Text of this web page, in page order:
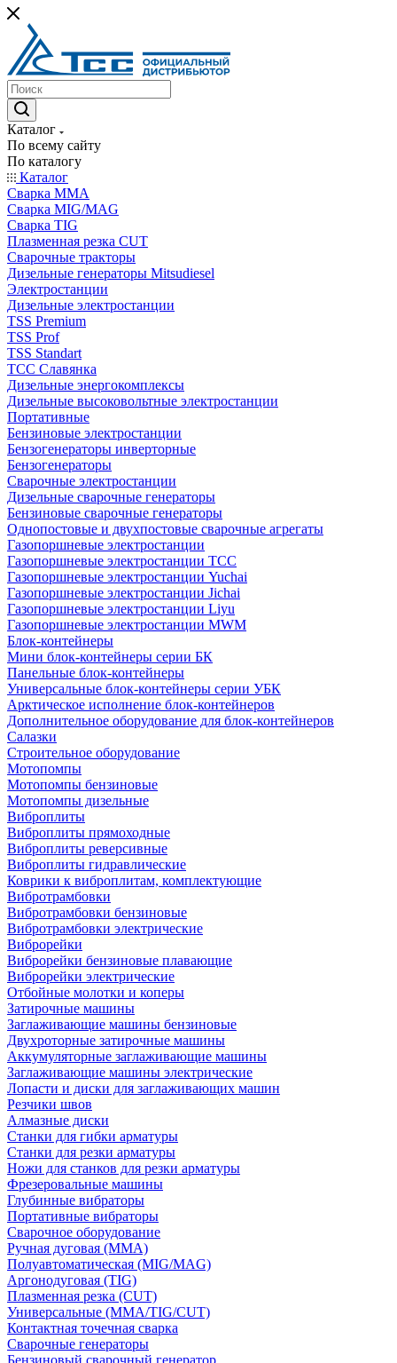
Каталог
По всему сайту
По каталогу
Каталог
Сварка MMA
Сварка MIG/MAG
Сварка TIG
Плазменная резка CUT
Сварочные тракторы
Дизельные генераторы Mitsudiesel
Электростанции
Дизельные электростанции
TSS Premium
TSS Prof
TSS Standart
ТСС Славянка
Дизельные энергокомплексы
Дизельные высоковольтные электростанции
Портативные
Бензиновые электростанции
Бензогенераторы инверторные
Бензогенераторы
Сварочные электростанции
Дизельные сварочные генераторы
Бензиновые сварочные генераторы
Однопостовые и двухпостовые сварочные агрегаты
Газопоршневые электростанции
Газопоршневые электростанции ТСС
Газопоршневые электростанции Yuchai
Газопоршневые электростанции Jichai
Газопоршневые электростанции Liyu
Газопоршневые электростанции MWM
Блок-контейнеры
Мини блок-контейнеры серии БК
Панельные блок-контейнеры
Универсальные блок-контейнеры серии УБК
Арктическое исполнение блок-контейнеров
Дополнительное оборудование для блок-контейнеров
Салазки
Строительное оборудование
Мотопомпы
Мотопомпы бензиновые
Мотопомпы дизельные
Виброплиты
Виброплиты прямоходные
Виброплиты реверсивные
Виброплиты гидравлические
Коврики к виброплитам, комплектующие
Вибротрамбовки
Вибротрамбовки бензиновые
Вибротрамбовки электрические
Виброрейки
Виброрейки бензиновые плавающие
Виброрейки электрические
Отбойные молотки и коперы
Затирочные машины
Заглаживающие машины бензиновые
Двухроторные затирочные машины
Аккумуляторные заглаживающие машины
Заглаживающие машины электрические
Лопасти и диски для заглаживающих машин
Резчики швов
Алмазные диски
Станки для гибки арматуры
Станки для резки арматуры
Ножи для станков для резки арматуры
Фрезеровальные машины
Глубинные вибраторы
Портативные вибраторы
Сварочное оборудование
Ручная дуговая (MMA)
Полуавтоматическая (MIG/MAG)
Аргонодуговая (TIG)
Плазменная резка (CUT)
Универсальные (MMA/TIG/CUT)
Контактная точечная сварка
Сварочные генераторы
Бензиновый сварочный генератор